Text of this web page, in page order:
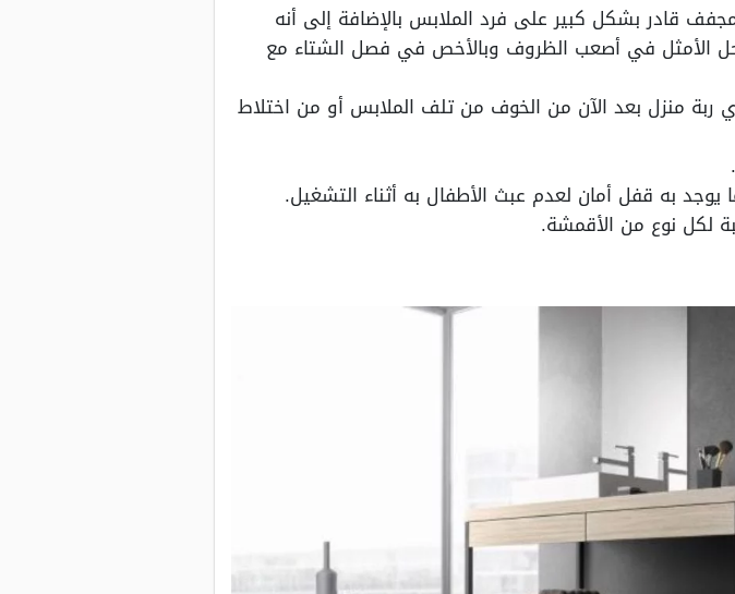
قادر بشكل كبير على فرد الملابس بالإضافة إلى أنه
الأمثل في أصعب الظروف وبالأخص في فصل الشتاء مع
ربة منزل بعد الآن من الخوف من تلف الملابس أو من اختلاط
لكل نوع من الأقمشة.